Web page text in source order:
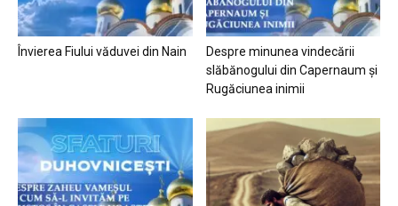
Învierea Fiului văduvei din Nain
Despre minunea vindecării
slăbănogului din Capernaum și
Rugăciunea inimii